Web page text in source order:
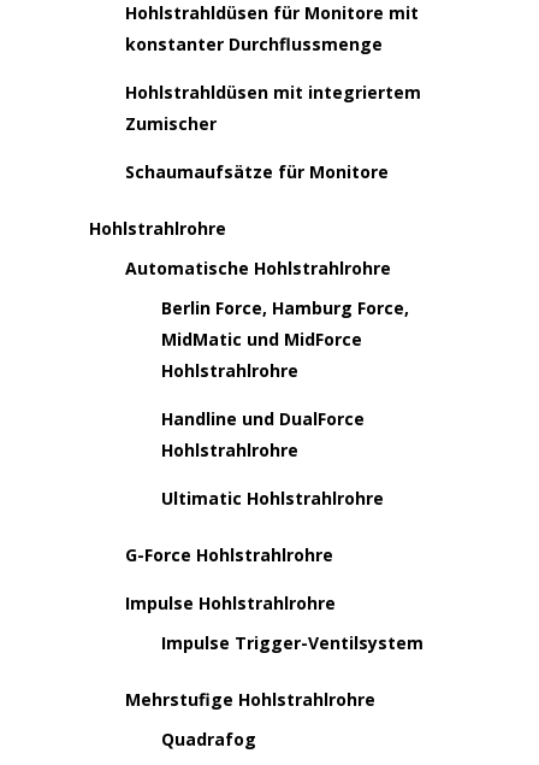
Hohlstrahldüsen für Monitore mit
konstanter Durchflussmenge
Hohlstrahldüsen mit integriertem
Zumischer
Schaumaufsätze für Monitore
Hohlstrahlrohre
Automatische Hohlstrahlrohre
Berlin Force, Hamburg Force,
MidMatic und MidForce
Hohlstrahlrohre
Handline und DualForce
Hohlstrahlrohre
Ultimatic Hohlstrahlrohre
G-Force Hohlstrahlrohre
Impulse Hohlstrahlrohre
Impulse Trigger-Ventilsystem
Mehrstufige Hohlstrahlrohre
Quadrafog